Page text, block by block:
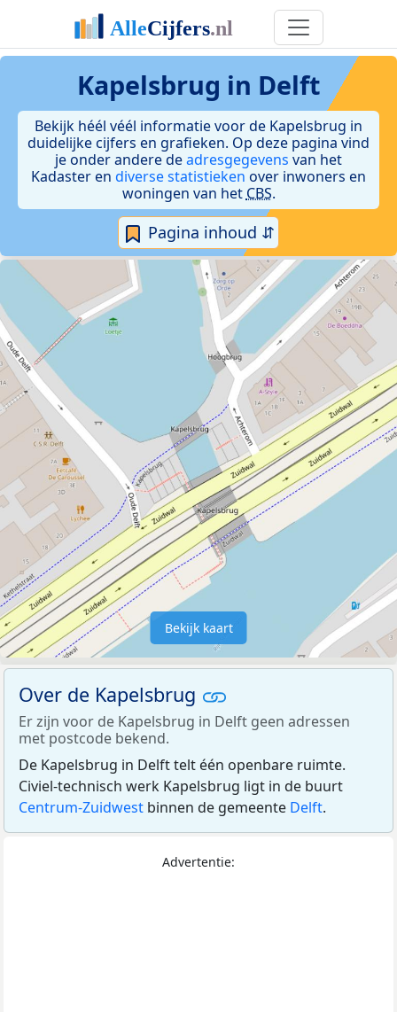
Kapelsbrug in Delft
Bekijk héél véél informatie voor de Kapelsbrug in
duidelijke cijfers en grafieken. Op deze pagina vind
je onder andere deadresgegevens van het
Kadaster en diverse statistieken over inwoners en
woningen van het CBS.
Pagina inhoud ⇵
Bekijk kaart
Over de Kapelsbrug
Er zijn voor de Kapelsbrug in Delft geen adressen
met postcode bekend.
De Kapelsbrug in Delft telt één openbare ruimte.
Civiel-technisch werk Kapelsbrug ligt in de buurt
Centrum-Zuidwest binnen de gemeente Delft.
Advertentie: